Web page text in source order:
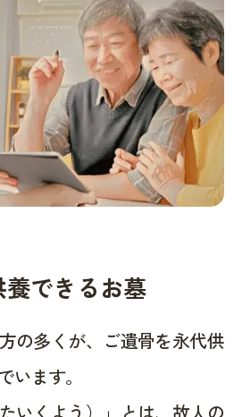
養できるお墓
の多くが、ご遺骨を永代供
います。